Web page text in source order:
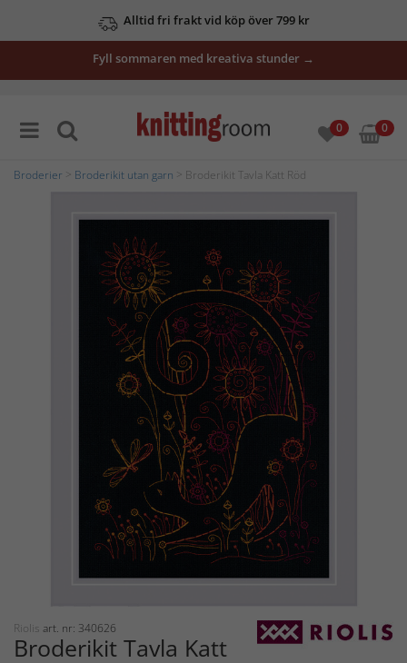
Alltid fri frakt vid köp över 799 kr
Fyll sommaren med kreativa stunder →
0 0
Broderier Broderikit utan garn > Broderikit Tavla Katt Röd
Riolis art. nr: 340626
Broderikit Tavla Katt